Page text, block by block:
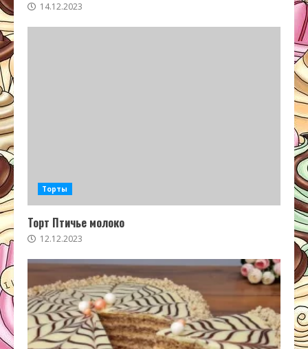
14.12.2023
Торты
Торт Птичье молоко
12.12.2023